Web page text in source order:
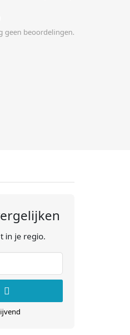
geen beoordelingen.
in je regio.